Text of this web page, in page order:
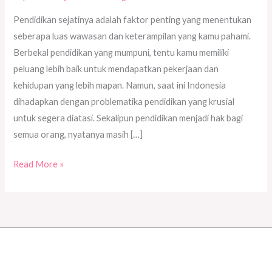
Pendidikan sejatinya adalah faktor penting yang menentukan
seberapa luas wawasan dan keterampilan yang kamu pahami.
Berbekal pendidikan yang mumpuni, tentu kamu memiliki
peluang lebih baik untuk mendapatkan pekerjaan dan
kehidupan yang lebih mapan. Namun, saat ini Indonesia
dihadapkan dengan problematika pendidikan yang krusial
untuk segera diatasi. Sekalipun pendidikan menjadi hak bagi
semua orang, nyatanya masih […]
Read More »